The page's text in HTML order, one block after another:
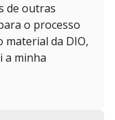
de outras
o processo
material da DIO,
a minha